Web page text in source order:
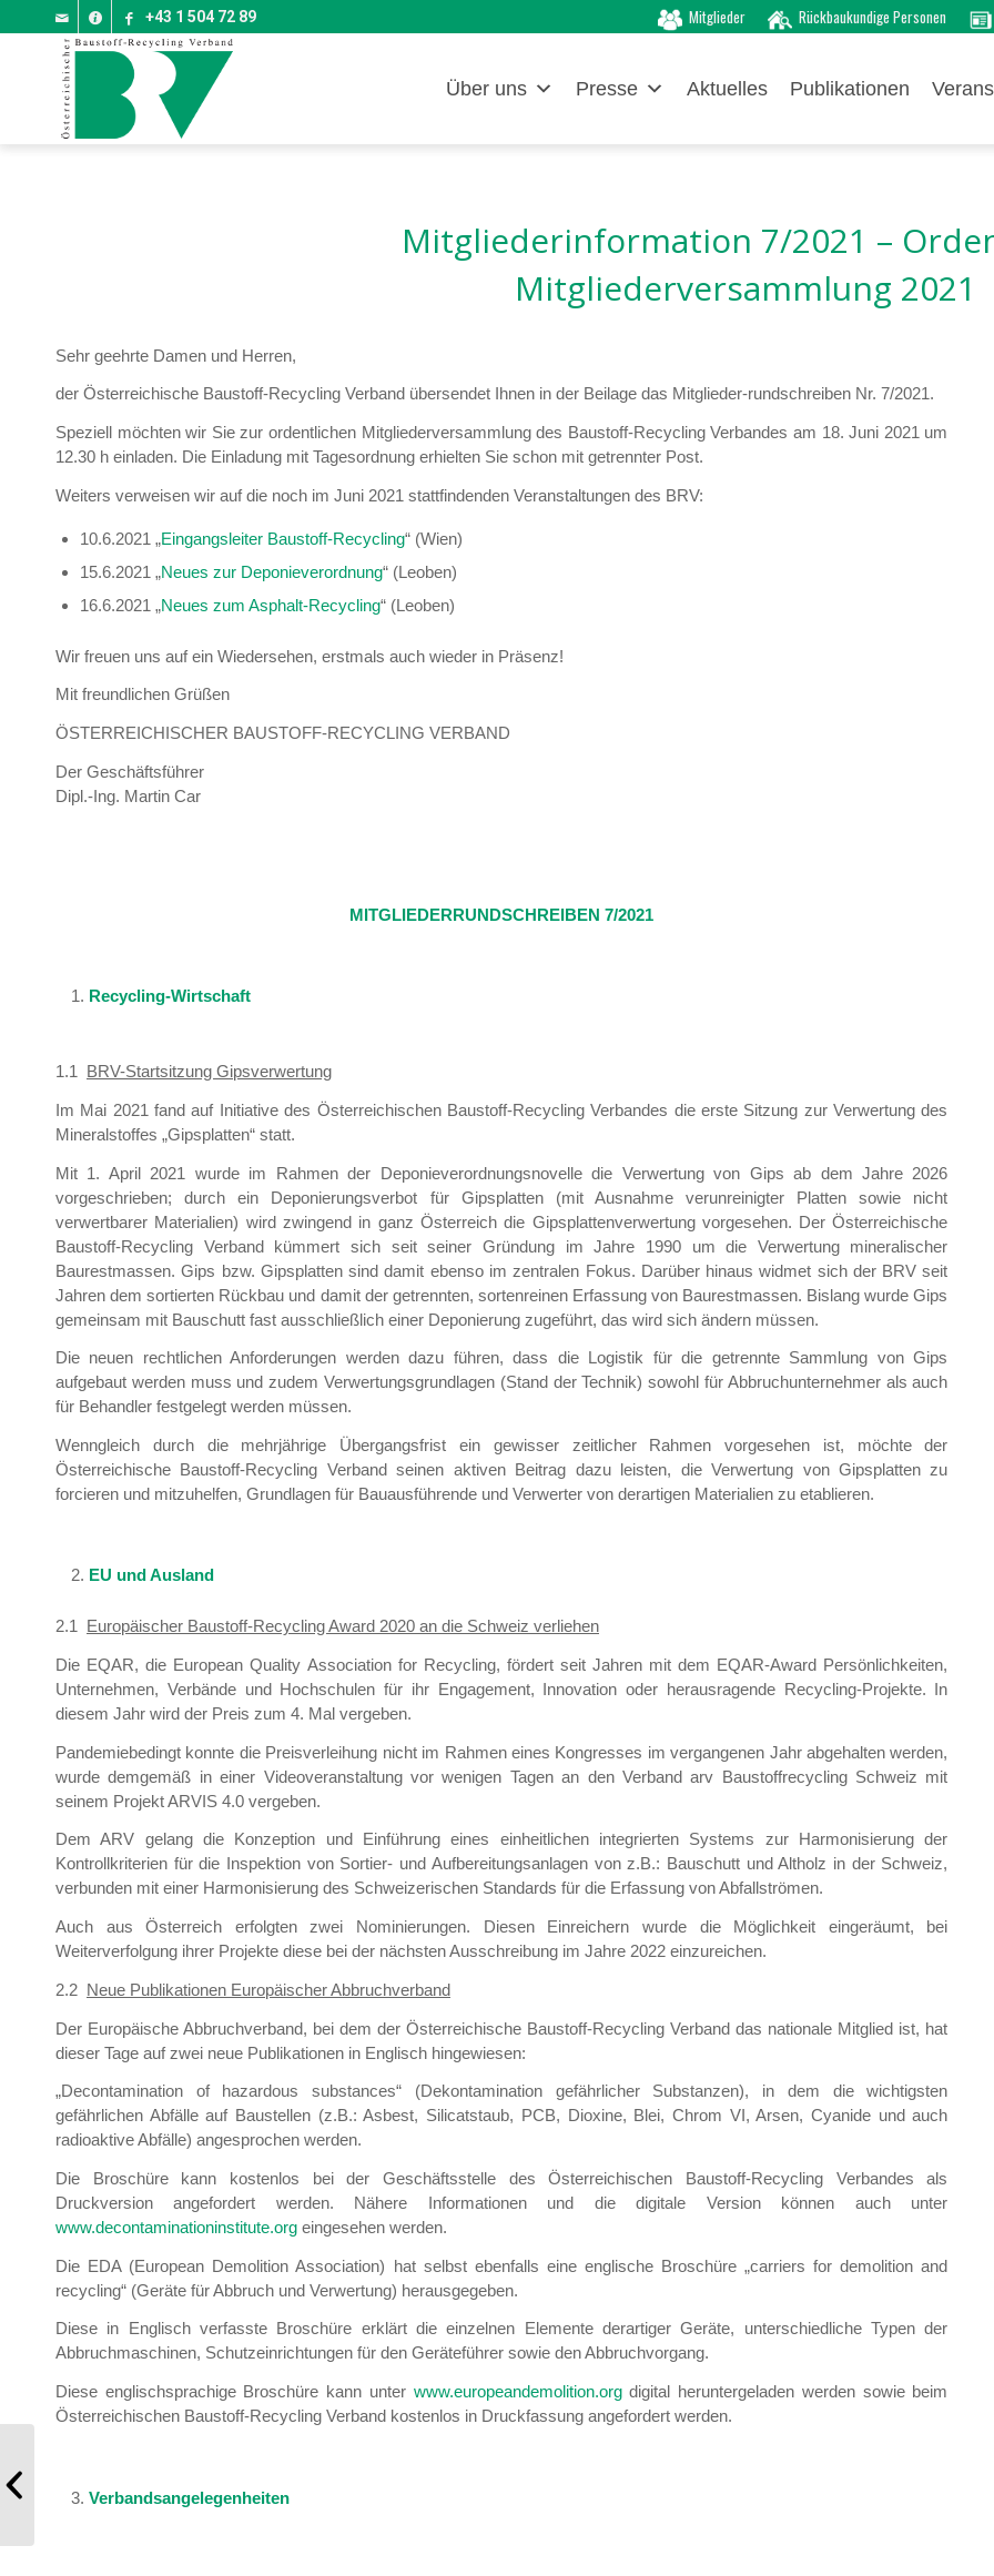
Mitglieder Rückbaukundige Personen
+43 1 504 72 89
Über uns Presse Aktuelles Publikationen
Mitgliederinformation 7/2021 –
Mitgliederversammlung 2021
Sehr geehrte Damen und Herren,
der Österreichische Baustoff-Recycling Verband übersendet Ihnen in der Beilage das Mitglieder-rundschreiben Nr. 7/2021.
Speziell möchten wir Sie zur ordentlichen Mitgliederversammlung des Baustoff-Recycling Verbandes am 18. Juni 2021 um
12.30 h einladen. Die Einladung mit Tagesordnung erhielten Sie schon mit getrennter Post.
Weiters verweisen wir auf die noch im Juni 2021 stattfindenden Veranstaltungen des BRV:
10.6.2021 „Eingangsleiter Baustoff-Recycling“ (Wien)
15.6.2021 „Neues zur Deponieverordnung“ (Leoben)
16.6.2021 „Neues zum Asphalt-Recycling“ (Leoben)
Wir freuen uns auf ein Wiedersehen, erstmals auch wieder in Präsenz!
Mit freundlichen Grüßen
ÖSTERREICHISCHER BAUSTOFF-RECYCLING VERBAND
Der Geschäftsführer
Dipl.-Ing. Martin Car
MITGLIEDERRUNDSCHREIBEN 7/2021
Recycling-Wirtschaft
1.1 BRV-Startsitzung Gipsverwertung
Im Mai 2021 fand auf Initiative des Österreichischen Baustoff-Recycling Verbandes die erste Sitzung zur Verwertung des
Mineralstoffes „Gipsplatten“ statt.
Mit 1. April 2021 wurde im Rahmen der Deponieverordnungsnovelle die Verwertung von Gips ab dem Jahre 2026
vorgeschrieben; durch ein Deponierungsverbot für Gipsplatten (mit Ausnahme verunreinigter Platten sowie nicht
verwertbarer Materialien) wird zwingend in ganz Österreich die Gipsplattenverwertung vorgesehen. Der Österreichische
Baustoff-Recycling Verband kümmert sich seit seiner Gründung im Jahre 1990 um die Verwertung mineralischer
Baurestmassen. Gips bzw. Gipsplatten sind damit ebenso im zentralen Fokus. Darüber hinaus widmet sich der BRV seit
Jahren dem sortierten Rückbau und damit der getrennten, sortenreinen Erfassung von Baurestmassen. Bislang wurde Gips
gemeinsam mit Bauschutt fast ausschließlich einer Deponierung zugeführt, das wird sich ändern müssen.
Die neuen rechtlichen Anforderungen werden dazu führen, dass die Logistik für die getrennte Sammlung von Gips
aufgebaut werden muss und zudem Verwertungsgrundlagen (Stand der Technik) sowohl für Abbruchunternehmer als auch
für Behandler festgelegt werden müssen.
Wenngleich durch die mehrjährige Übergangsfrist ein gewisser zeitlicher Rahmen vorgesehen ist, möchte der
Österreichische Baustoff-Recycling Verband seinen aktiven Beitrag dazu leisten, die Verwertung von Gipsplatten zu
forcieren und mitzuhelfen, Grundlagen für Bauausführende und Verwerter von derartigen Materialien zu etablieren.
EU und Ausland
2.1 Europäischer Baustoff-Recycling Award 2020 an die Schweiz verliehen
Die EQAR, die European Quality Association for Recycling, fördert seit Jahren mit dem EQAR-Award Persönlichkeiten,
Unternehmen, Verbände und Hochschulen für ihr Engagement, Innovation oder herausragende Recycling-Projekte. In
diesem Jahr wird der Preis zum 4. Mal vergeben.
Pandemiebedingt konnte die Preisverleihung nicht im Rahmen eines Kongresses im vergangenen Jahr abgehalten werden,
wurde demgemäß in einer Videoveranstaltung vor wenigen Tagen an den Verband arv Baustoffrecycling Schweiz mit
seinem Projekt ARVIS 4.0 vergeben.
Dem ARV gelang die Konzeption und Einführung eines einheitlichen integrierten Systems zur Harmonisierung der
Kontrollkriterien für die Inspektion von Sortier- und Aufbereitungsanlagen von z.B.: Bauschutt und Altholz in der Schweiz,
verbunden mit einer Harmonisierung des Schweizerischen Standards für die Erfassung von Abfallströmen.
Auch aus Österreich erfolgten zwei Nominierungen. Diesen Einreichern wurde die Möglichkeit eingeräumt, bei
Weiterverfolgung ihrer Projekte diese bei der nächsten Ausschreibung im Jahre 2022 einzureichen.
2.2 Neue Publikationen Europäischer Abbruchverband
Der Europäische Abbruchverband, bei dem der Österreichische Baustoff-Recycling Verband das nationale Mitglied ist, hat
dieser Tage auf zwei neue Publikationen in Englisch hingewiesen:
„Decontamination of hazardous substances“ (Dekontamination gefährlicher Substanzen), in dem die wichtigsten
gefährlichen Abfälle auf Baustellen (z.B.: Asbest, Silicatstaub, PCB, Dioxine, Blei, Chrom VI, Arsen, Cyanide und auch
radioaktive Abfälle) angesprochen werden.
Die Broschüre kann kostenlos bei der Geschäftsstelle des Österreichischen Baustoff-Recycling Verbandes als
Druckversion angefordert werden. Nähere Informationen und die digitale Version können auch unter
www.decontaminationinstitute.org eingesehen werden.
Die EDA (European Demolition Association) hat selbst ebenfalls eine englische Broschüre „carriers for demolition and
recycling“ (Geräte für Abbruch und Verwertung) herausgegeben.
Diese in Englisch verfasste Broschüre erklärt die einzelnen Elemente derartiger Geräte, unterschiedliche Typen der
Abbruchmaschinen, Schutzeinrichtungen für den Geräteführer sowie den Abbruchvorgang.
Diese englischsprachige Broschüre kann unter www.europeandemolition.orgdigital heruntergeladen werden sowie beim
Österreichischen Baustoff-Recycling Verband kostenlos in Druckfassung angefordert werden.
Verbandsangelegenheiten
Kreislauf...